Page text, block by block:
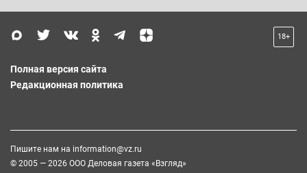
18+
Полная версия сайта
Редакционная политика
Пишите нам на information@vz.ru
© 2005 — 2026 ООО Деловая газета «Взгляд»